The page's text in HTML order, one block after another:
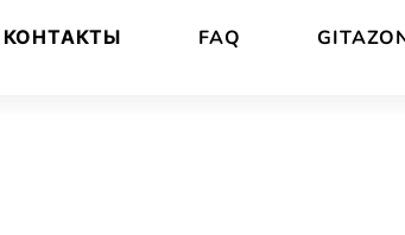
КОНТАКТЫ FAQ